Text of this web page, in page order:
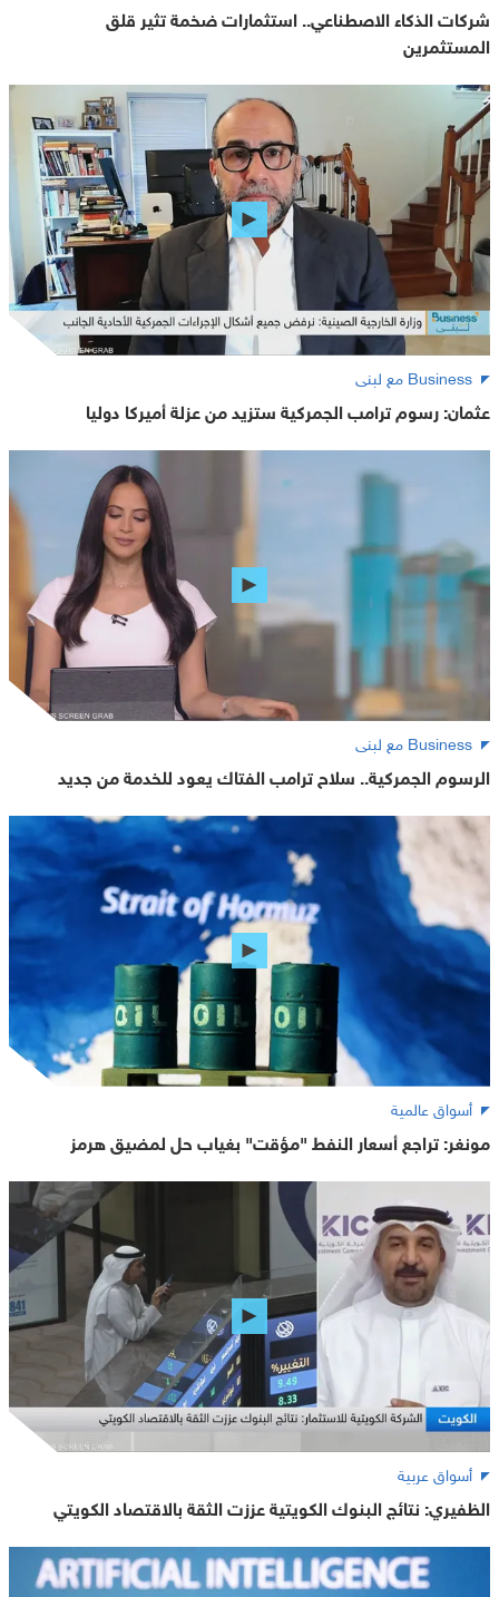
شركات الذكاء الاصطناعي.. استثمارات ضخمة تثير قلق
المستثمرين
Business مع لبنى
عثمان: رسوم ترامب الجمركية ستزيد من عزلة أميركا دوليا
Business مع لبنى
الرسوم الجمركية.. سلاح ترامب الفتاك يعود للخدمة من جديد
أسواق عالمية
مونغر: تراجع أسعار النفط "مؤقت" بغياب حل لمضيق هرمز
أسواق عربية
الظفيري: نتائج البنوك الكويتية عززت الثقة بالاقتصاد الكويتي